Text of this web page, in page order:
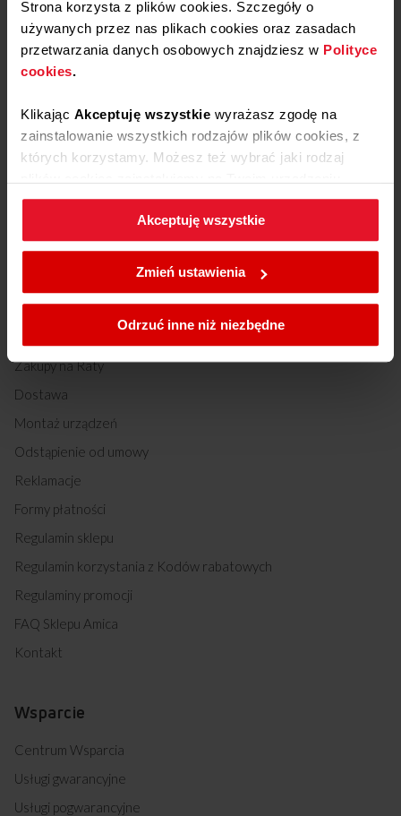
Strona korzysta z plików cookies. Szczegóły o
używanych przez nas plikach cookies oraz zasadach
przetwarzania danych osobowych znajdziesz w Polityce
cookies.
Klikając Akceptuję wszystkie wyrażasz zgodę na
zainstalowanie wszystkich rodzajów plików cookies, z
których korzystamy. Możesz też wybrać jaki rodzaj
klikającZmień ustawienia.
W każdej chwili możesz zmienić wybrane przez Ciebie
ustawienia plików cookies wchodząc w zakładkę
Akceptuję wszystkie
Zmień ustawienia
Odrzuć inne niż niezbędne
Kariera
Relacje inwestorskie
ESG – środowisko, ludzie, ład zarządczy
Fundacja Amicis
Showroom
RODO
Polityka zarządzania
Sklep Amica
Zakupy na Raty
Dostawa
Montaż urządzeń
Odstąpienie od umowy
Reklamacje
Formy płatności
Regulamin sklepu
Regulamin korzystania z Kodów rabatowych
Regulaminy promocji
FAQ Sklepu Amica
Kontakt
Wsparcie
Centrum Wsparcia
Usługi gwarancyjne
Usługi pogwarancyjne